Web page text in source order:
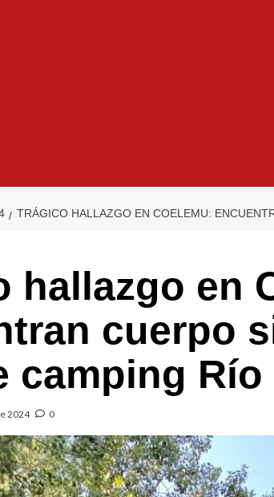
TRÁGICO HALLAZGO EN COELEMU:
hallazgo en
cuerpo
camping Río
2024 0